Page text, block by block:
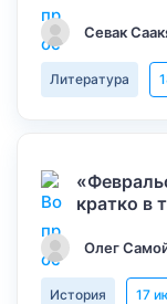
Севак
Литература
кратко в
Олег
История 17